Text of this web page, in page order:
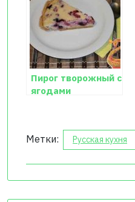
Пирог творожный с
ягодами
Метки: Русская кухня